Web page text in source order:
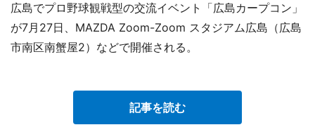
広島でプロ野球観戦型の交流イベント「広島カープコン」
が7月27日、MAZDA Zoom-Zoom スタジアム広島（広島
市南区南蟹屋2）などで開催される。
記事を読む